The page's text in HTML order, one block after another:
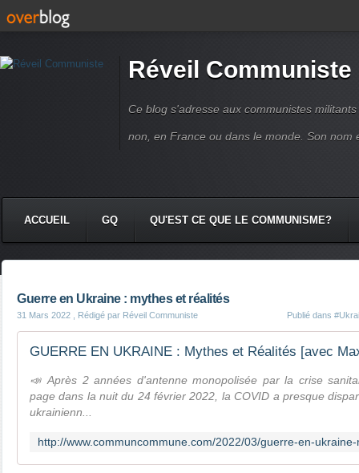
Réveil Communiste
Ce blog s'adresse aux communistes
non, en France ou dans le monde. Son nom
ACCUEIL GQ QU'EST CE QUE LE COMMUNISME?
Guerre en Ukraine : mythes et réalités
31 Mars 2022 , Rédigé par Réveil Communiste Publié dans
📣 Après 2 années d'antenne monopolisée par la crise
page dans la nuit du 24 février 2022, la COVID a presque
ukrainienn...